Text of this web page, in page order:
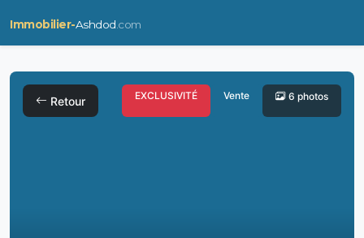
Immobilier-Ashdod .com
Retour EXCLUSIVITÉ Vente 6 photos